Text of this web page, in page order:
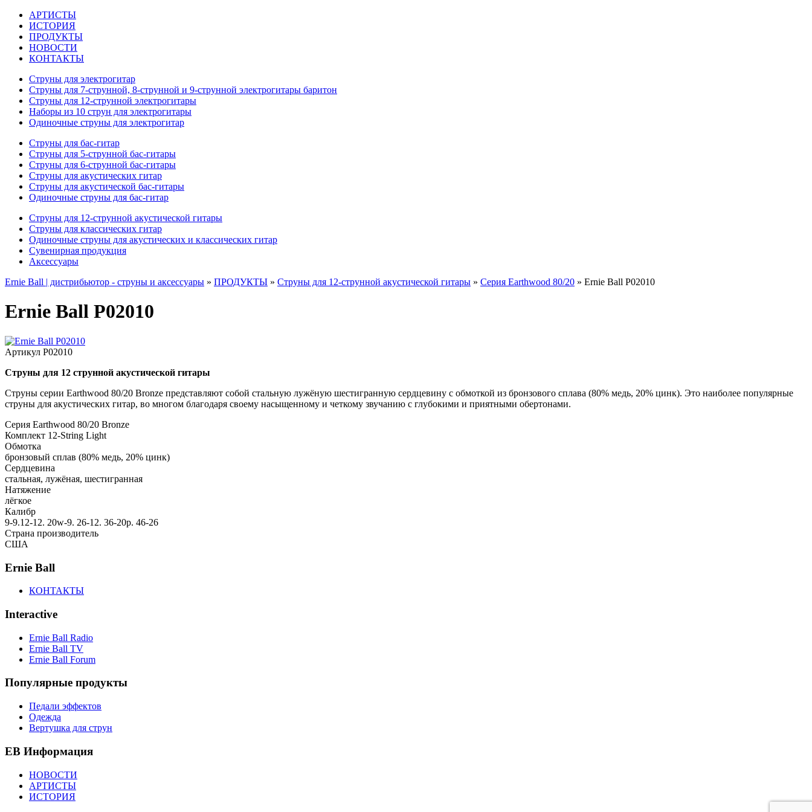
АРТИСТЫ
ИСТОРИЯ
ПРОДУКТЫ
НОВОСТИ
КОНТАКТЫ
Струны для электрогитар
Струны для 7-струнной, 8-струнной и 9-струнной электрогитары баритон
Струны для 12-струнной электрогитары
Наборы из 10 струн для электрогитары
Одиночные струны для электрогитар
Струны для бас-гитар
Струны для 5-струнной бас-гитары
Струны для 6-струнной бас-гитары
Струны для акустических гитар
Струны для акустической бас-гитары
Одиночные струны для бас-гитар
Струны для 12-струнной акустической гитары
Струны для классических гитар
Одиночные струны для акустических и классических гитар
Сувенирная продукция
Аксессуары
Ernie Ball | дистрибьютор - струны и аксессуары » ПРОДУКТЫ » Струны для 12-струнной акустической гитары » Серия Earthwood 80/20 » Ernie Ball P02010
Ernie Ball P02010
Артикул P02010
Струны для 12 струнной акустической гитары
Струны серии Earthwood 80/20 Bronze представляют собой стальную лужёную шестигранную сердцевину с обмоткой из бронзового сплава (80% медь, 20% цинк). Это наиболее популярные
струны для акустических гитар, во многом благодаря своему насыщенному и четкому звучанию с глубокими и приятными обертонами.
Серия Earthwood 80/20 Bronze
Комплект 12-String Light
Обмотка
бронзовый сплав (80% медь, 20% цинк)
Сердцевина
стальная, лужёная, шестигранная
Натяжение
лёгкое
Калибр
9-9.12-12. 20w-9. 26-12. 36-20p. 46-26
Страна производитель
США
Ernie Ball
КОНТАКТЫ
Interactive
Ernie Ball Radio
Ernie Ball TV
Ernie Ball Forum
Популярные продукты
Педали эффектов
Одежда
Вертушка для струн
EB Информация
НОВОСТИ
АРТИСТЫ
ИСТОРИЯ